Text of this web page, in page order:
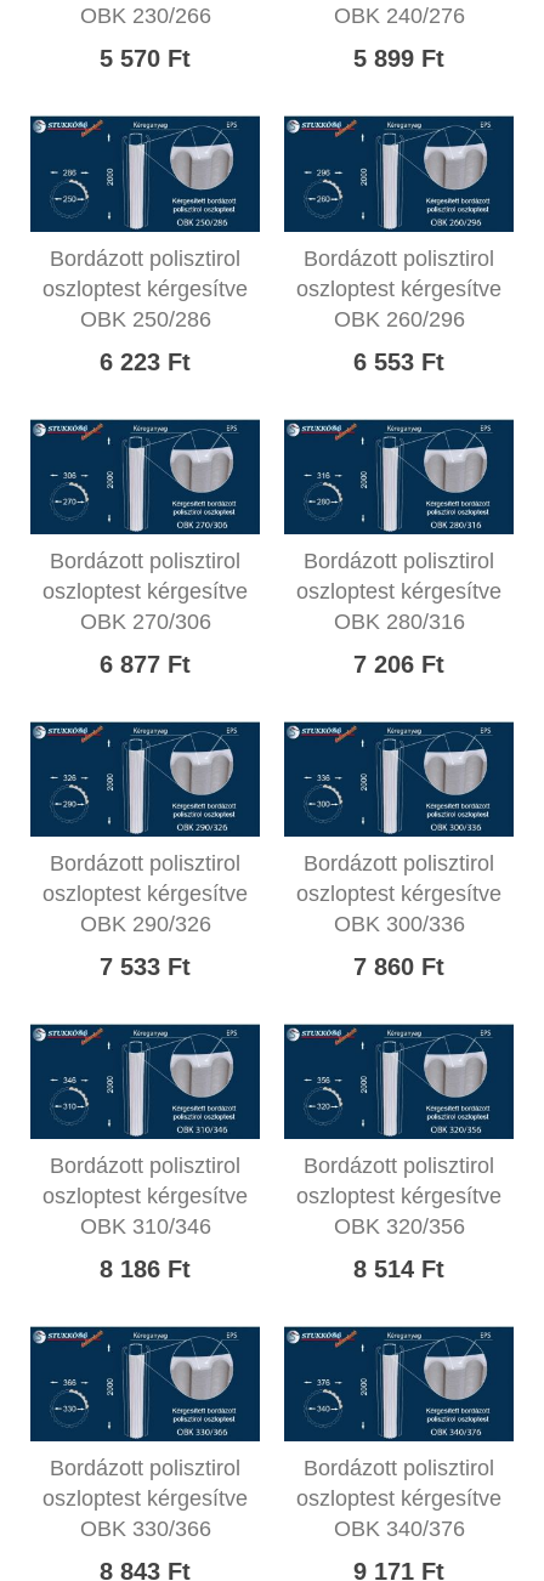
OBK 230/266
5 570 Ft
OBK 240/276
5 899 Ft
Bordázott polisztirol
oszloptest kérgesítve
OBK 250/286
6 223 Ft
Bordázott polisztirol
oszloptest kérgesítve
OBK 260/296
6 553 Ft
Bordázott polisztirol
oszloptest kérgesítve
OBK 270/306
6 877 Ft
Bordázott polisztirol
oszloptest kérgesítve
OBK 280/316
7 206 Ft
Bordázott polisztirol
oszloptest kérgesítve
OBK 290/326
7 533 Ft
Bordázott polisztirol
oszloptest kérgesítve
OBK 300/336
7 860 Ft
Bordázott polisztirol
oszloptest kérgesítve
OBK 310/346
8 186 Ft
Bordázott polisztirol
oszloptest kérgesítve
OBK 320/356
8 514 Ft
Bordázott polisztirol
oszloptest kérgesítve
OBK 330/366
8 843 Ft
Bordázott polisztirol
oszloptest kérgesítve
OBK 340/376
9 171 Ft